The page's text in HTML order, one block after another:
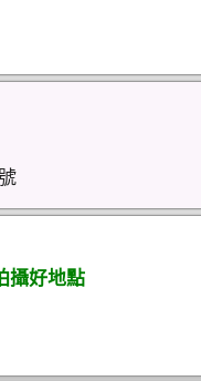
攝好地點